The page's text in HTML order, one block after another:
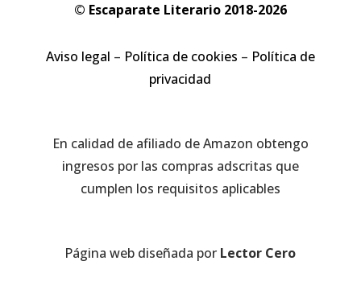
© Escaparate Literario 2018-2026
Aviso legal – Política de cookies – Política de
privacidad
En calidad de afiliado de Amazon obtengo
ingresos por las compras adscritas que
cumplen los requisitos aplicables
Página web diseñada por Lector Cero